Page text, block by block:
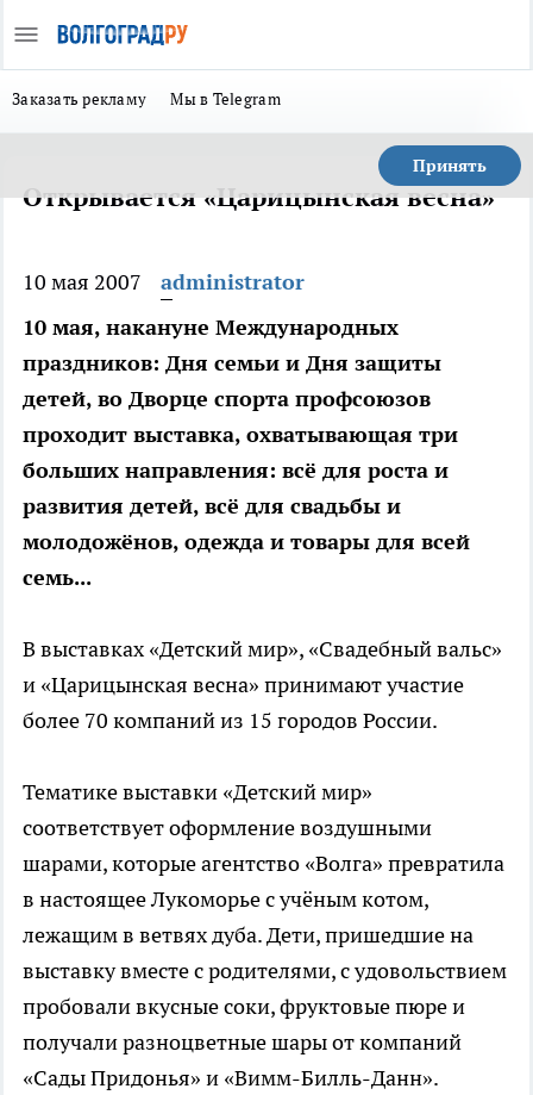
Заказать рекламу Мы в Telegram
Принять
Открывается «Царицынская весна»
10 мая 2007
administrator
10 мая, накануне Международных
праздников: Дня семьи и Дня защиты
детей, во Дворце спорта профсоюзов
проходит выставка, охватывающая три
больших направления: всё для роста и
развития детей, всё для свадьбы и
молодожёнов, одежда и товары для всей
семь...
В выставках «Детский мир», «Свадебный вальс»
и «Царицынская весна» принимают участие
более 70 компаний из 15 городов России.
Тематике выставки «Детский мир»
соответствует оформление воздушными
шарами, которые агентство «Волга» превратила
в настоящее Лукоморье с учёным котом,
лежащим в ветвях дуба. Дети, пришедшие на
выставку вместе с родителями, с удовольствием
пробовали вкусные соки, фруктовые пюре и
получали разноцветные шары от компаний
«Сады Придонья» и «Вимм-Билль-Данн».